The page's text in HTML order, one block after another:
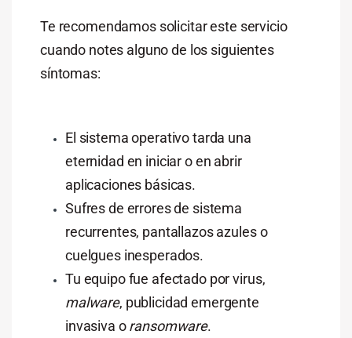
Te recomendamos solicitar este servicio
cuando notes alguno de los siguientes
síntomas:
El sistema operativo tarda una
eternidad en iniciar o en abrir
aplicaciones básicas.
Sufres de errores de sistema
recurrentes, pantallazos azules o
cuelgues inesperados.
Tu equipo fue afectado por virus,
malware, publicidad emergente
invasiva oransomware.